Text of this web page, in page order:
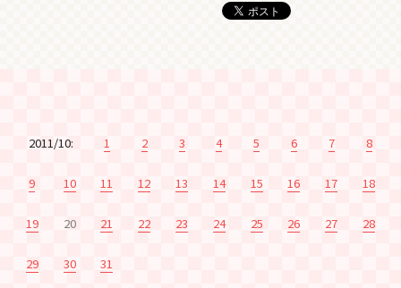
2011/10: 1 2 3 4 5 6 7 8
9 10 11 12 13 14 15 16 17 18
19 20 21 22 23 24 25 26 27 28
29 30 31